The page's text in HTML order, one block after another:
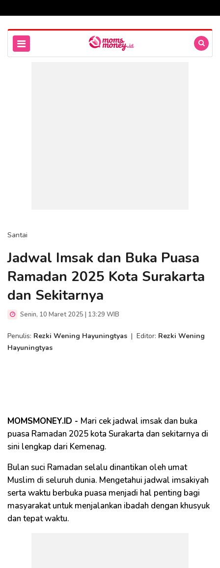
Santai
Jadwal Imsak dan Buka Puasa
Ramadan 2025 Kota Surakarta
dan Sekitarnya
Senin, 10 Maret 2025 | 13:29 WIB
Penulis: Rezki Wening Hayuningtyas | Editor: Rezki Wening
Hayuningtyas
MOMSMONEY.ID - Mari cek jadwal imsak dan buka
puasa Ramadan 2025 kota Surakarta dan sekitarnya di
sini lengkap dari Kemenag.
Bulan suci Ramadan selalu dinantikan oleh umat
Muslim di seluruh dunia. Mengetahui jadwal imsakiyah
serta waktu berbuka puasa menjadi hal penting bagi
masyarakat untuk menjalankan ibadah dengan khusyuk
dan tepat waktu.​